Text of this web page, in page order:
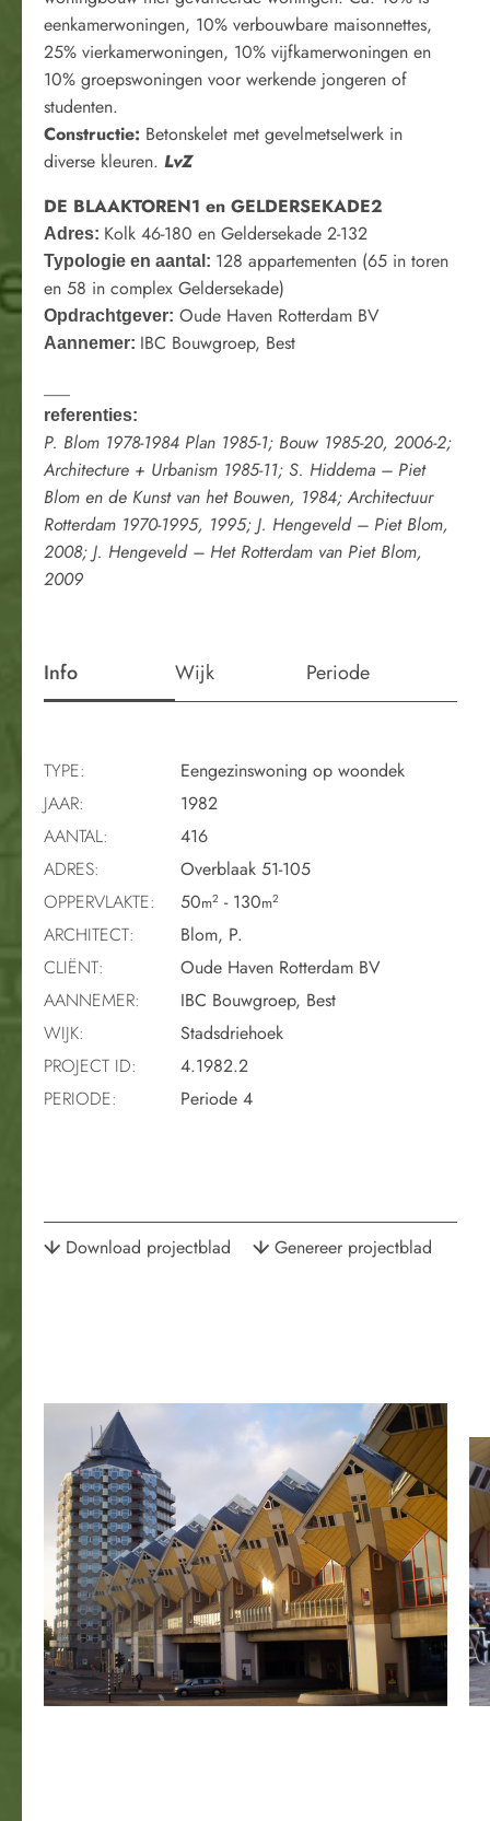
eenkamerwoningen, 10% verbouwbare maisonnettes,
25% vierkamerwoningen, 10% vijfkamerwoningen en
10% groepswoningen voor werkende jongeren of
studenten.
Constructie: Betonskelet met gevelmetselwerk in
diverse kleuren. LvZ
DE BLAAKTOREN1 en GELDERSEKADE2
Adres: Kolk 46-180 en Geldersekade 2-132
Typologie en aantal: 128 appartementen (65 in toren
en 58 in complex Geldersekade)
Opdrachtgever: Oude Haven Rotterdam BV
Aannemer: IBC Bouwgroep, Best
referenties:
P. Blom 1978-1984 Plan 1985-1; Bouw 1985-20, 2006-2;
Architecture + Urbanism 1985-11; S. Hiddema – Piet
Blom en de Kunst van het Bouwen, 1984; Architectuur
Rotterdam 1970-1995, 1995; J. Hengeveld – Piet Blom,
2008; J. Hengeveld – Het Rotterdam van Piet Blom,
2009
Info Wijk Periode
TYPE:
Eengezinswoning op woondek
JAAR:
1982
AANTAL:
416
ADRES:
Overblaak 51-105
OPPERVLAKTE:
50m2 - 130m2
ARCHITECT:
Blom, P.
CLIËNT:
Oude Haven Rotterdam BV
AANNEMER:
IBC Bouwgroep, Best
WIJK:
Stadsdriehoek
PROJECT ID:
4.1982.2
PERIODE:
Periode 4
Download projectblad Genereer projectblad